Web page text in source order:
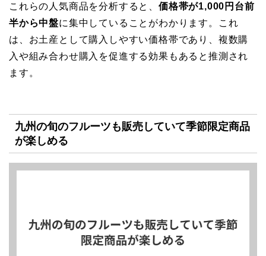
これらの人気商品を分析すると、 価格帯が1,000円台前
半から中盤に集中していることがわかります。これ
は、お土産として購入しやすい価格帯であり、複数購
入や組み合わせ購入を促進する効果もあると推測され
ます。
九州の旬のフルーツも販売していて季節限定商品
が楽しめる